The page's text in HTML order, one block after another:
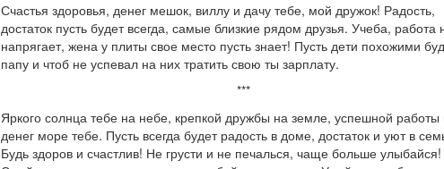
Счастья здоровья, денег мешок, виллу и дачу тебе, мой дружок! Радость,
достаток пусть будет всегда, самые близкие рядом друзья. Учеба, работа
напрягает, жена у плиты свое место пусть знает! Пусть дети похожими
папу и чтоб не успевал на них тратить свою ты зарплату.
***
Яркого солнца тебе на небе, крепкой дружбы на земле, успешной работы
денег море тебе. Пусть всегда будет радость в доме, достаток и уют в
Будь здоров и счастлив! Не грусти и не печалься, чаще больше улыбайся!